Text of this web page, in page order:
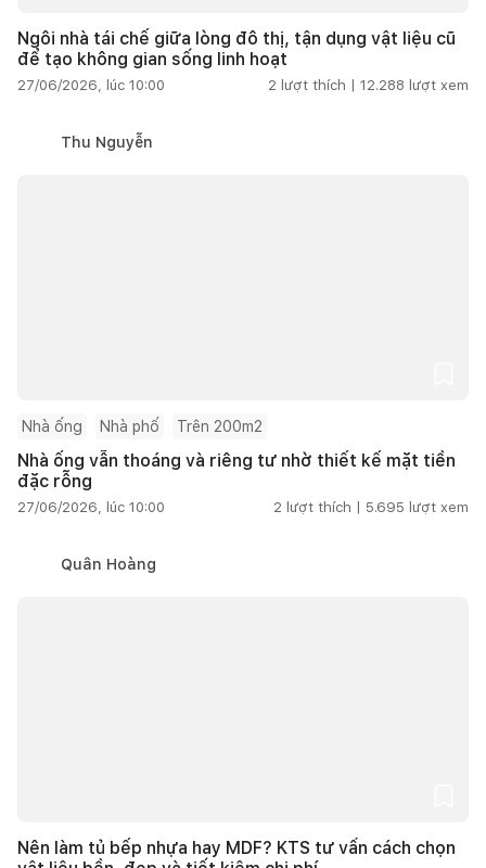
Ngôi nhà tái chế giữa lòng đô thị, tận dụng vật liệu cũ
để tạo không gian sống linh hoạt
27/06/2026, lúc 10:00 2 lượt thích | 12.288 lượt xem
Thu Nguyễn
Nhà ống Nhà phố Trên 200m2
Nhà ống vẫn thoáng và riêng tư nhờ thiết kế mặt tiền
đặc rỗng
27/06/2026, lúc 10:00 2 lượt thích | 5.695 lượt xem
Quân Hoàng
Nên làm tủ bếp nhựa hay MDF? KTS tư vấn cách chọn